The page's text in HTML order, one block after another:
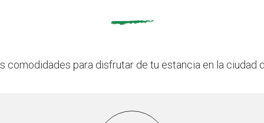
comodidades para disfrutar de tu estancia en la ciudad
ACTUALITAT
Notícies
ACTUALITAT
Notícies